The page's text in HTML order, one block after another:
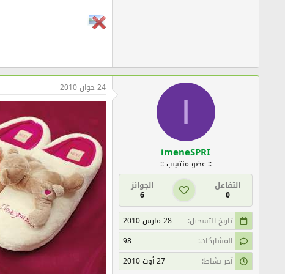
I
imeneSPRI
:: عضو منتسِب ::
التفاعل
0
الجوائز
6
تاريخ التسجيل
28 مارس 2010
المشاركات
98
آخر نشاط
27 أوت 2010
24 جوان 2010